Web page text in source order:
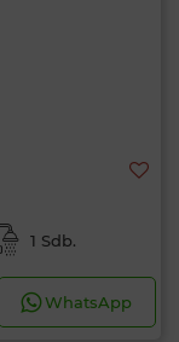
1 Sdb.
WhatsApp